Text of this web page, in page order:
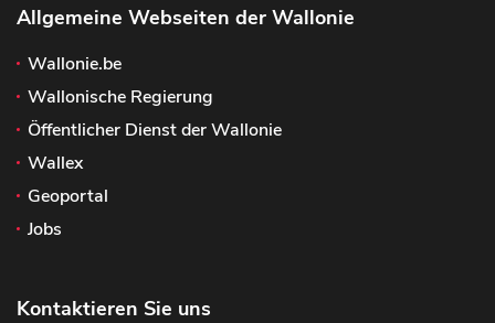
Allgemeine Webseiten der Wallonie
Wallonie.be
Wallonische Regierung
Öffentlicher Dienst der Wallonie
Wallex
Geoportal
Jobs
Kontaktieren Sie uns